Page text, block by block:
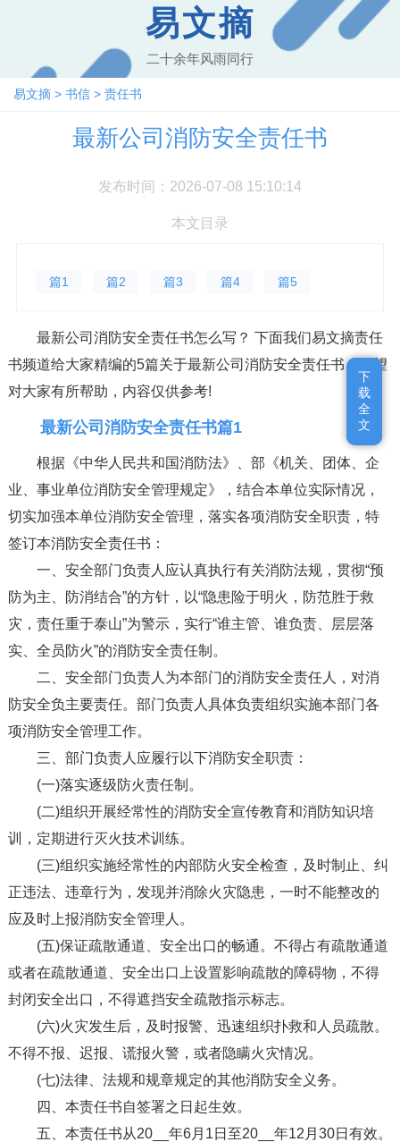
易文摘
二十余年风雨同行
易文摘 > 书信 > 责任书
最新公司消防安全责任书
发布时间：2026-07-08 15:10:14
本文目录
篇1 篇2 篇3 篇4 篇5
最新公司消防安全责任书怎么写？ 下面我们易文摘责任
书频道给大家精编的5篇关于最新公司消防安全责任书，希望
对大家有所帮助，内容仅供参考!
最新公司消防安全责任书篇1
根据《中华人民共和国消防法》、部《机关、团体、企
业、事业单位消防安全管理规定》，结合本单位实际情况，
切实加强本单位消防安全管理，落实各项消防安全职责，特
签订本消防安全责任书：
一、安全部门负责人应认真执行有关消防法规，贯彻“预
防为主、防消结合”的方针，以“隐患险于明火，防范胜于救
灾，责任重于泰山”为警示，实行“谁主管、谁负责、层层落
实、全员防火”的消防安全责任制。
二、安全部门负责人为本部门的消防安全责任人，对消
防安全负主要责任。部门负责人具体负责组织实施本部门各
项消防安全管理工作。
三、部门负责人应履行以下消防安全职责：
(一)落实逐级防火责任制。
(二)组织开展经常性的消防安全宣传教育和消防知识培
训，定期进行灭火技术训练。
(三)组织实施经常性的内部防火安全检查，及时制止、纠
正违法、违章行为，发现并消除火灾隐患，一时不能整改的
应及时上报消防安全管理人。
(五)保证疏散通道、安全出口的畅通。不得占有疏散通道
或者在疏散通道、安全出口上设置影响疏散的障碍物，不得
封闭安全出口，不得遮挡安全疏散指示标志。
(六)火灾发生后，及时报警、迅速组织扑救和人员疏散。
不得不报、迟报、谎报火警，或者隐瞒火灾情况。
(七)法律、法规和规章规定的其他消防安全义务。
四、本责任书自签署之日起生效。
五、本责任书从20__年6月1日至20__年12月30日有效。
下
载
全
文
下
载
全
文